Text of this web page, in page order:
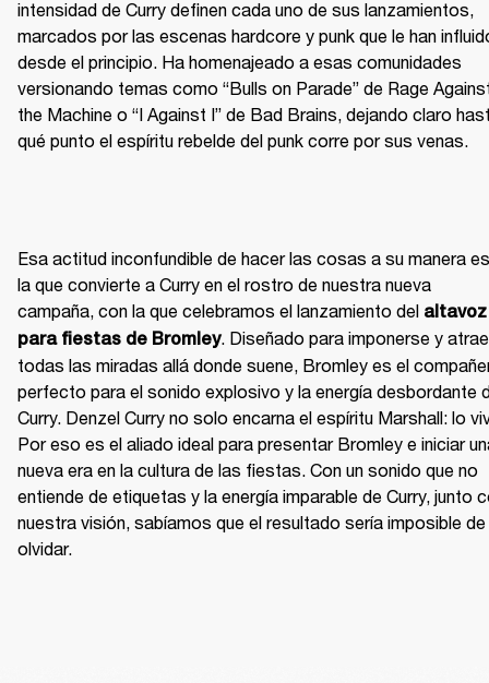
intensidad de Curry definen cada uno de sus lanzamientos,
marcados por las escenas hardcore y punk que le han
desde el principio. Ha homenajeado a esas comunidades
versionando temas como “Bulls on Parade” de Rage
the Machine o “I Against I” de Bad Brains, dejando claro
qué punto el espíritu rebelde del punk corre por sus venas.
Esa actitud inconfundible de hacer las cosas a su manera es
la que convierte a Curry en el rostro de nuestra nueva
campaña, con la que celebramos el lanzamiento del altavoz
para fiestas de Bromley. Diseñado para imponerse y
todas las miradas allá donde suene, Bromley es el
perfecto para el sonido explosivo y la energía desbordante
Curry. Denzel Curry no solo encarna el espíritu Marshall: lo
Por eso es el aliado ideal para presentar Bromley e iniciar
nueva era en la cultura de las fiestas. Con un sonido que no
entiende de etiquetas y la energía imparable de Curry, junto
nuestra visión, sabíamos que el resultado sería imposible de
olvidar.